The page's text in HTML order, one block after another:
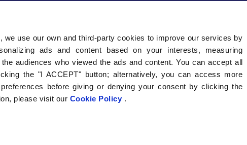
we use our own and third-party cookies to improve our services by
ads and content based on your interests, measuring
audiences who viewed the ads and content. You can accept all
the "I ACCEPT" button; alternatively, you can access more
before giving or denying your consent by clicking the
please visit our Cookie Policy .
Comunidad
CEU Emplea
Alumni
Vida en el Campus
Canal Ético
CEU Valencia
CEU Barcelona
CEU Sevilla
CEU FP Madrid